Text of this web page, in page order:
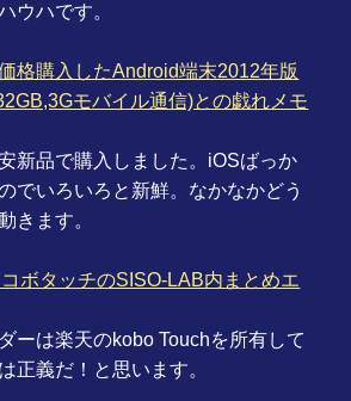
ウハです。
格購入したAndroid端末2012年版
モバイル通信)との戯れメモ
新品で購入しました。iOSばっか
でいろいろと新鮮。なかなかどう
きます。
ボタッチのSISO-LAB内まとめエ
ーは楽天のkobo Touchを所有して
正義だ！と思います。